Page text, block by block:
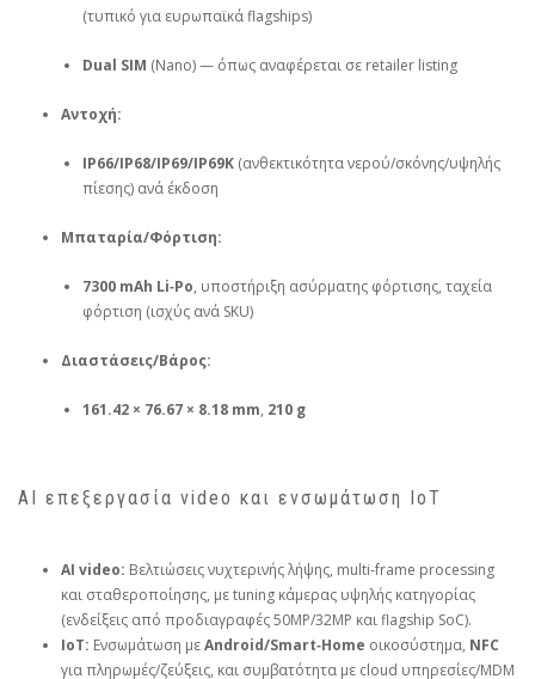
(τυπικό για ευρωπαϊκά flagships)
Dual SIM (Nano) — όπως αναφέρεται σε retailer listing
Αντοχή:
IP66/IP68/IP69/IP69K (ανθεκτικότητα νερού/σκόνης/υψηλής
πίεσης) ανά έκδοση
Μπαταρία/Φόρτιση:
7300 mAh Li‑Po, υποστήριξη ασύρματης φόρτισης, ταχεία
φόρτιση (ισχύς ανά SKU)
Διαστάσεις/Βάρος:
161.42 × 76.67 × 8.18 mm, 210 g
AI επεξεργασία video και ενσωμάτωση IoT
AI video: Βελτιώσεις νυχτερινής λήψης, multi‑frame processing
και σταθεροποίησης, με tuning κάμερας υψηλής κατηγορίας
(ενδείξεις από προδιαγραφές 50MP/32MP και flagship SoC).
IoT: Ενσωμάτωση μεAndroid/Smart‑Home οικοσύστημα, NFC
για πληρωμές/ζεύξεις, και συμβατότητα με cloud υπηρεσίες/MDM